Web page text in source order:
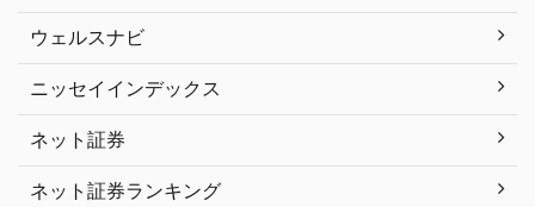
ウェルスナビ
ニッセイインデックス
ネット証券
ネット証券ランキング